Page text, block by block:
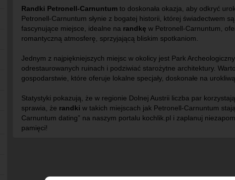
Randki Petronell-Carnuntum to doskonała okazja, aby odkryć
Petronell-Carnuntum słynie z bogatej historii, której świadectwem
fascynujące miejsce, idealne na randkę w Petronell-Carnuntum,
romantyczną atmosferę, sprzyjającą bliskim spotkaniom.
Jednym z najpiękniejszych miejsc w okolicy jest Park
odrestaurowanych ruinach i podziwiać starożytne architektury.
gospodarstwie, które oferuje lokalne specjały, doskonałe na
Statystyki pokazują, że w regionie Dolnej Austrii liczba par
sprawia, że randki w takich miejscach jak Petronell-Carnuntum
Carnuntum dating” na naszym portalu kochlik.pl i zaplanuj
pamięci!